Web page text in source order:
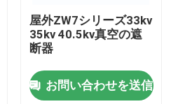
屋外ZW7シリーズ33kv
35kv 40.5kv真空の遮
断器
お問い合わせを送信